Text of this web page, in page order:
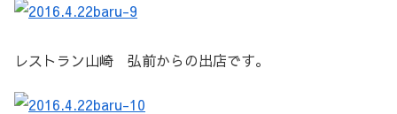
レストラン山崎 弘前からの出店です。